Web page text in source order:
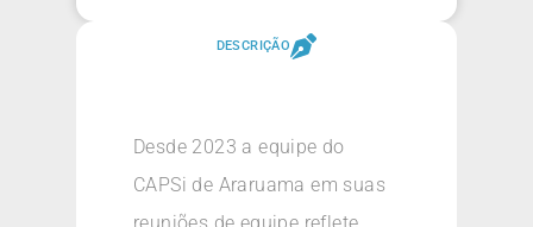
DESCRIÇÃO
Desde 2023 a equipe do
CAPSi de Araruama em suas